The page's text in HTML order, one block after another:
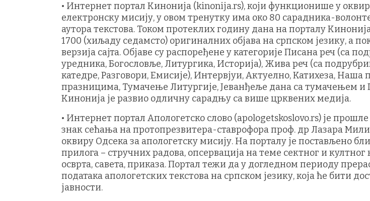
• Интернет портал Кинонија (kinoniјa.rs), који функционише у
електронску мисију, у овом тренутку има око 80 сарадника-
аутора текстова. Током протеклих годину дана на порталу
1700 (хиљаду седамсто) оригиналних објава на српском језику, а
верзија сајта. Објаве су распоређене у категорије Писана реч (са
уредника, Богословље, Литургика, Историја), Жива реч (са
катедре, Разговори, Емисије), Интервјуи, Актуелно, Катихеза, Наша
празницима, Тумачење Литургије, Јеванђеље дана са тумачењем и
Кинонија је развио одличну сарадњу са више црквених медија.
• Интернет портал Апологетско слово (apologetskoslovo.rs) је
знак сећања на протопрезвитера-ставрофора проф. др Лазара
оквиру Одсека за апологетску мисију. На порталу је постављено
прилога – стручних радова, опсервација на теме сектног и
осврта, савета, приказа. Портал тежи да у догледном периоду
података апологетских текстова на српском језику, која ће бити
јавности.